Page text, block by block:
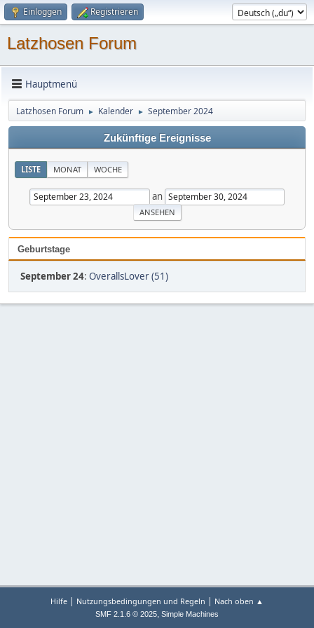
Einloggen Registrieren
Latzhosen Forum
Hauptmenü
Latzhosen Forum ► Kalender ► September 2024
Zukünftige Ereignisse
LISTE MONAT WOCHE
an
Geburtstage
September 24: OverallsLover (51)
Hilfe | Nutzungsbedingungen und Regeln | Nach oben ▲
SMF 2.1.6 © 2025, Simple Machines